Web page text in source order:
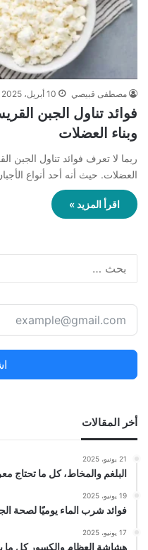
مصطفى قبيصي 10 أبريل، 2025
فوائد تناول الجبن
وبناء العضلات
ربما لا تعرف فوائد تناول الجبن
العضلات. حيث أنه أحد أنواع
اقرأ المزيد »
أخر المقالات
21 يونيو، 2025
البلغم والمخاط، كل ما تحتاج
19 يونيو، 2025
فوائد شرب الماء يوميًا لصحة
17 يونيو، 2025
هشاشة العظام والكسور كل ما